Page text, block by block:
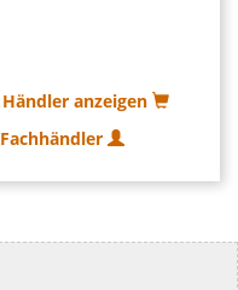
anzeigen